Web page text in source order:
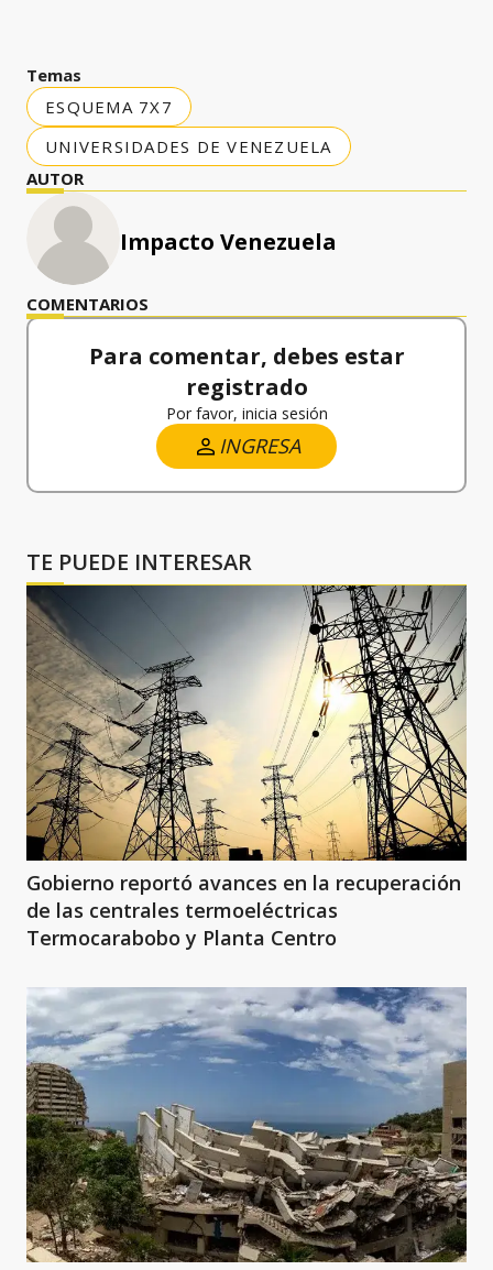
Temas
ESQUEMA 7X7
UNIVERSIDADES DE VENEZUELA
AUTOR
Impacto Venezuela
COMENTARIOS
Para comentar, debes estar
registrado
Por favor, inicia sesión
INGRESA
TE PUEDE INTERESAR
Gobierno reportó avances en la recuperación
de las centrales termoeléctricas
Termocarabobo y Planta Centro